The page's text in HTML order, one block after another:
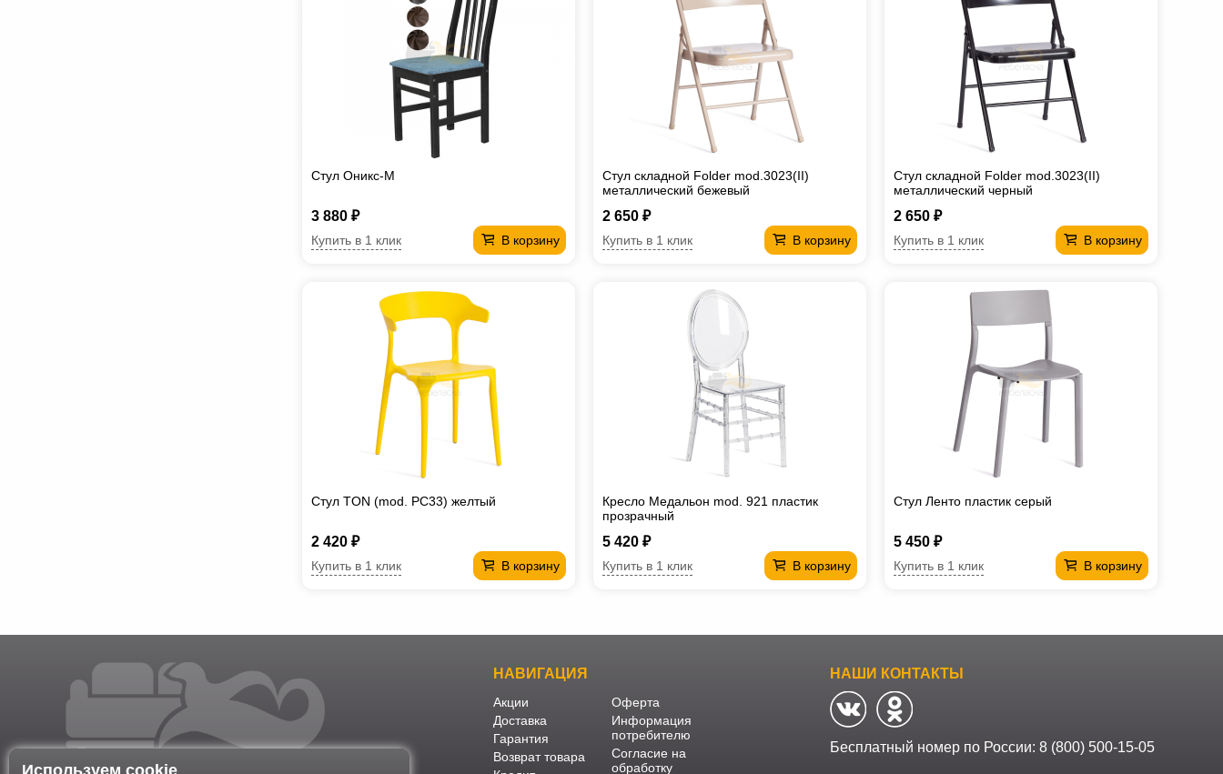
Стул Оникс-М
3 880 ₽
В корзину
Купить в 1 клик
Стул складной Folder mod.3023(II)
металлический бежевый
2 650 ₽
В корзину
Купить в 1 клик
Стул складной Folder mod.3023(II)
металлический черный
2 650 ₽
В корзину
Купить в 1 клик
Стул TON (mod. PC33) желтый
2 420 ₽
В корзину
Купить в 1 клик
Кресло Медальон mod. 921 пластик
прозрачный
5 420 ₽
В корзину
Купить в 1 клик
Стул Ленто пластик серый
5 450 ₽
В корзину
Купить в 1 клик
НАВИГАЦИЯ
Акции
Доставка
Гарантия
Возврат товара
Оферта
Информация
потребителю
Согласие на
обработку
НАШИ КОНТАКТЫ
Бесплатный номер по России: 8 (800) 500-15-05
Используем cookie